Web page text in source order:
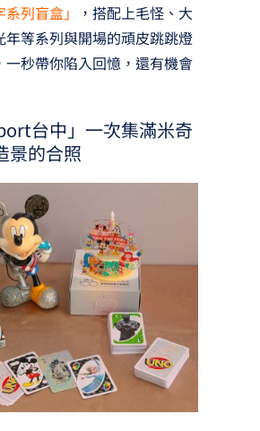
系列盲盒」
，搭配上毛怪、大
年等系列與開場的頑皮跳跳燈
一秒帶你陷入回憶，還有機會
台中」一次集滿米奇
景的合照